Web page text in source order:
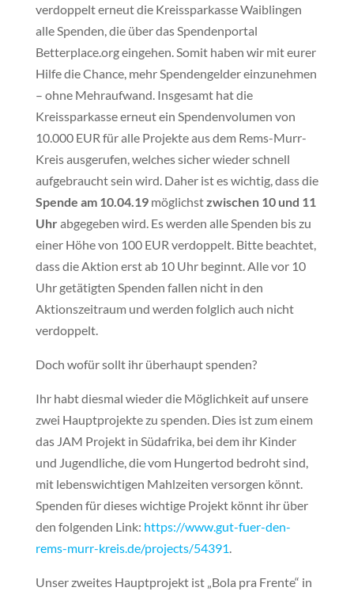
verdoppelt erneut die Kreissparkasse Waiblingen
alle Spenden, die über das Spendenportal
Betterplace.org eingehen. Somit haben wir mit eurer
Hilfe die Chance, mehr Spendengelder einzunehmen
– ohne Mehraufwand. Insgesamt hat die
Kreissparkasse erneut ein Spendenvolumen von
10.000 EUR für alle Projekte aus dem Rems-Murr-
Kreis ausgerufen, welches sicher wieder schnell
aufgebraucht sein wird. Daher ist es wichtig, dass die
Spende am 10.04.19möglichstzwischen 10 und 11
Uhrabgegeben wird. Es werden alle Spenden bis zu
einer Höhe von 100 EUR verdoppelt. Bitte beachtet,
dass die Aktion erst ab 10 Uhr beginnt. Alle vor 10
Uhr getätigten Spenden fallen nicht in den
Aktionszeitraum und werden folglich auch nicht
verdoppelt.
Doch wofür sollt ihr überhaupt spenden?
Ihr habt diesmal wieder die Möglichkeit auf unsere
zwei Hauptprojekte zu spenden. Dies ist zum einem
das JAM Projekt in Südafrika, bei dem ihr Kinder
und Jugendliche, die vom Hungertod bedroht sind,
mit lebenswichtigen Mahlzeiten versorgen könnt.
Spenden für dieses wichtige Projekt könnt ihr über
den folgenden Link: https://www.gut-fuer-den-
rems-murr-kreis.de/projects/54391.
Unser zweites Hauptprojekt ist „Bola pra Frente“ in